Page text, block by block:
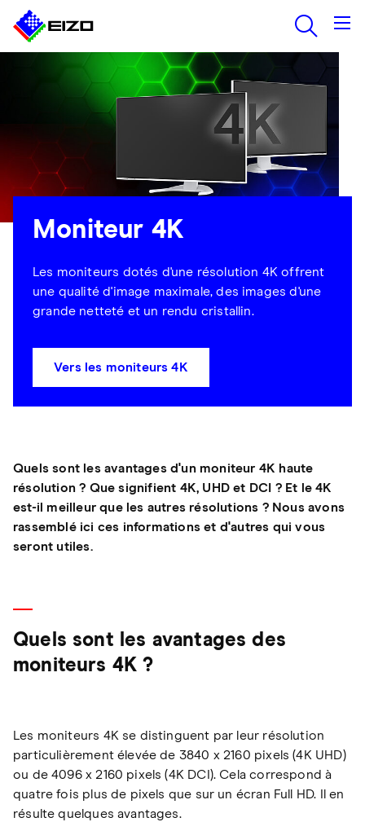
Moniteur 4K
Les moniteurs dotés d'une résolution 4K offrent
une qualité d'image maximale, des images d'une
grande netteté et un rendu cristallin.
Vers les moniteurs 4K
Quels sont les avantages d'un moniteur 4K haute
résolution ? Que signifient 4K, UHD et DCI ? Et le 4K
est-il meilleur que les autres résolutions ? Nous avons
rassemblé ici ces informations et d'autres qui vous
seront utiles.
Quels sont les avantages des
moniteurs 4K ?
Les moniteurs 4K se distinguent par leur résolution
particulièrement élevée de 3840 x 2160 pixels (4K UHD)
ou de 4096 x 2160 pixels (4K DCI). Cela correspond à
quatre fois plus de pixels que sur un écran Full HD. Il en
résulte quelques avantages.